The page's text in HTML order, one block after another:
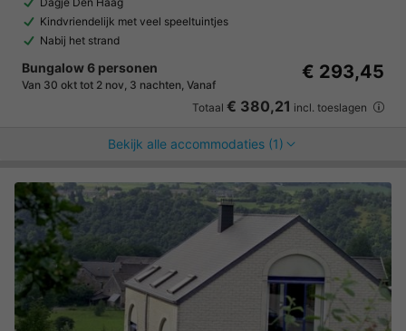
Kindvriendelijk met veel speeltuintjes
Nabij het strand
Bungalow 6 personen
Van 30 okt tot 2 nov, 3 nachten, Vanaf
€ 293,45
Totaal € 380,21 incl. toeslagen
Bekijk alle accommodaties (1)